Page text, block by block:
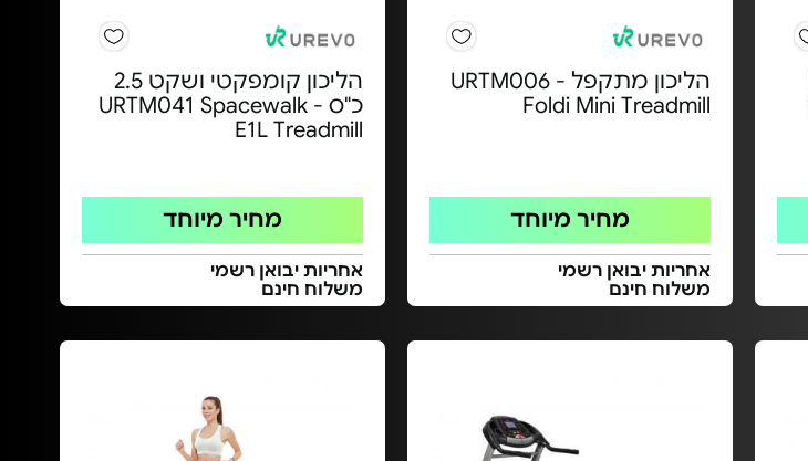
הליכון מתקפל - URTM006
Foldi Mini Treadmill
מחיר מיוחד
אחריות יבואן רשמי
משלוח חינם
הליכון קומפקטי ושקט 2.5
כ"ס - URTM041 Spacewalk
E1L Treadmill
מחיר מיוחד
אחריות יבואן רשמי
משלוח חינם